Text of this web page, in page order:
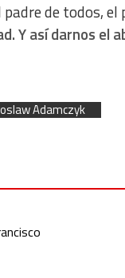
padre de todos, el
Y así darnos el
Adamczyk